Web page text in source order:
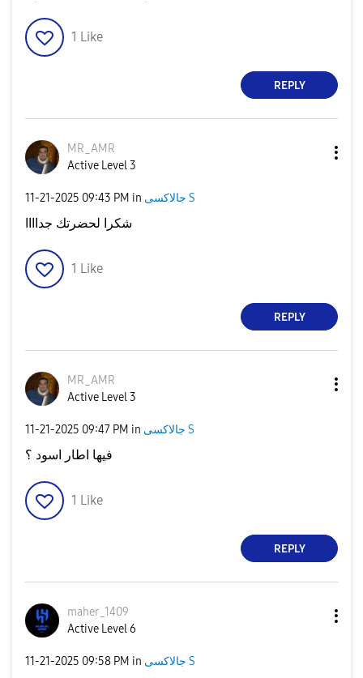
1 Like
REPLY
MR_AMR
Active Level 3
‎11-21-2025 09:43 PM in جالاكسى S
شكرا لحضرتك جداااا
1 Like
REPLY
MR_AMR
Active Level 3
‎11-21-2025 09:47 PM in جالاكسى S
فيها اطار اسود ؟
1 Like
REPLY
maher_1409
Active Level 6
‎11-21-2025 09:58 PM in جالاكسى S